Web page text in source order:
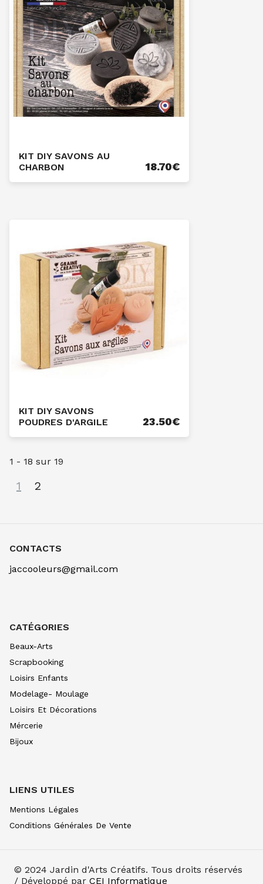
KIT DIY SAVONS AU
CHARBON
18.70€
KIT DIY SAVONS
POUDRES D'ARGILE
23.50€
1 - 18 sur 19
1 2
CONTACTS
jaccooleurs@gmail.com
CATÉGORIES
Beaux-Arts
Scrapbooking
Loisirs Enfants
Modelage- Moulage
Loisirs Et Décorations
Mércerie
Bijoux
LIENS UTILES
Mentions Légales
Conditions Générales De Vente
© 2024 Jardin d'Arts Créatifs. Tous droits réservés
/ Développé par CEI Informatique